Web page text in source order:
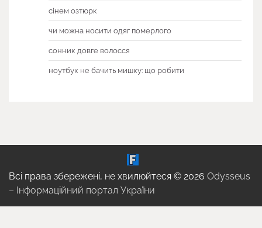
сінем озтюрк
чи можна носити одяг померлого
сонник довге волосся
ноутбук не бачить мишку: що робити
Всі права збережені, не хвилюйтеся © 2026 Odysseus
– Інформаційний портал України